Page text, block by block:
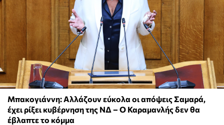
Μπακογιάννη: Αλλάζουν εύκολα οι απόψεις Σαμαρά,
έχει ρίξει κυβέρνηση της ΝΔ – Ο Καραμανλής δεν θα
έβλαπτε το κόμμα